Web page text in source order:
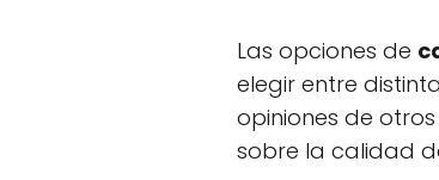
Las opciones de
elegir entre
opiniones de
sobre la calidad